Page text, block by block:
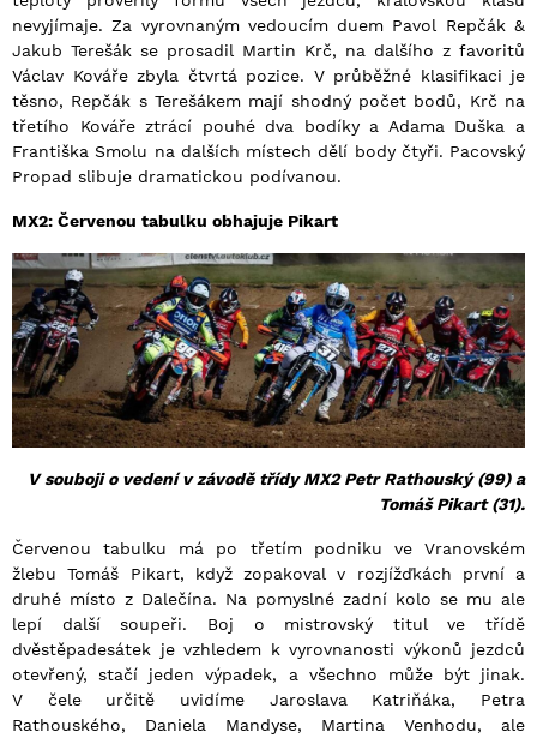
nevyjímaje. Za vyrovnaným vedoucím duem Pavol Repčák &
Jakub Terešák se prosadil Martin Krč, na dalšího z favoritů
Václav Kováře zbyla čtvrtá pozice. V průběžné klasifikaci je
těsno, Repčák s Terešákem mají shodný počet bodů, Krč na
třetího Kováře ztrácí pouhé dva bodíky a Adama Duška a
Františka Smolu na dalších místech dělí body čtyři. Pacovský
Propad slibuje dramatickou podívanou.
MX2: Červenou tabulku obhajuje Pikart
V souboji o vedení v závodě třídy MX2 Petr Rathouský (99) a
Tomáš Pikart (31).
Červenou tabulku má po třetím podniku ve Vranovském
žlebu Tomáš Pikart, když zopakoval v rozjížďkách první a
druhé místo z Dalečína. Na pomyslné zadní kolo se mu ale
lepí další soupeři. Boj o mistrovský titul ve třídě
dvěstěpadesátek je vzhledem k vyrovnanosti výkonů jezdců
otevřený, stačí jeden výpadek, a všechno může být jinak.
V čele určitě uvidíme Jaroslava Katriňáka, Petra
Rathouského, Daniela Mandyse, Martina Venhodu, ale